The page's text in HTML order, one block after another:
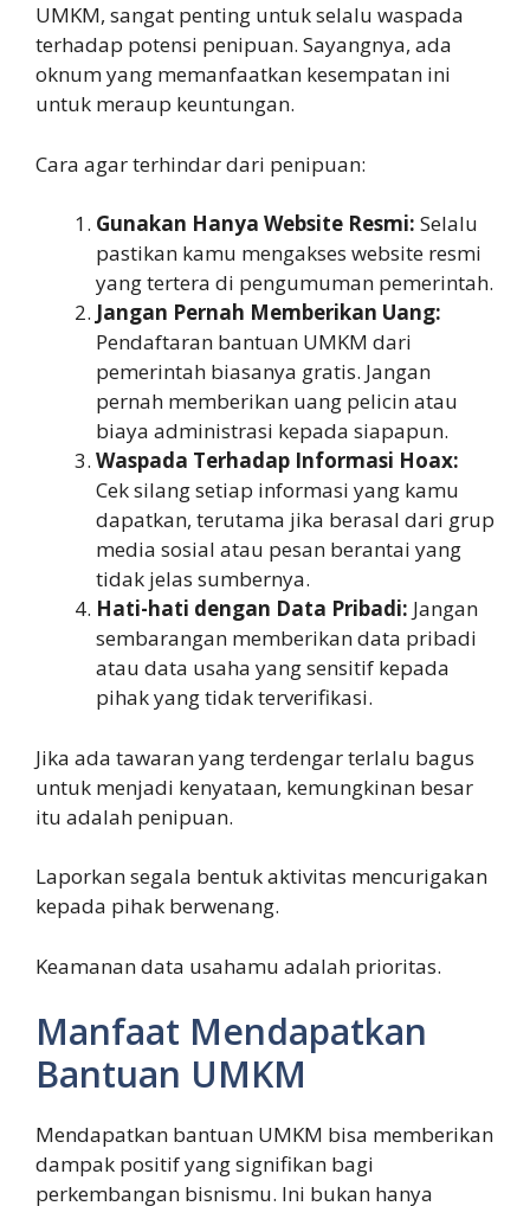
UMKM, sangat penting untuk selalu waspada
terhadap potensi penipuan. Sayangnya, ada
oknum yang memanfaatkan kesempatan ini
untuk meraup keuntungan.
Cara agar terhindar dari penipuan:
Gunakan Hanya Website Resmi: Selalu
pastikan kamu mengakses website resmi
yang tertera di pengumuman pemerintah.
Jangan Pernah Memberikan Uang:
Pendaftaran bantuan UMKM dari
pemerintah biasanya gratis. Jangan
pernah memberikan uang pelicin atau
biaya administrasi kepada siapapun.
Waspada Terhadap Informasi Hoax:
Cek silang setiap informasi yang kamu
dapatkan, terutama jika berasal dari grup
media sosial atau pesan berantai yang
tidak jelas sumbernya.
Hati-hati dengan Data Pribadi: Jangan
sembarangan memberikan data pribadi
atau data usaha yang sensitif kepada
pihak yang tidak terverifikasi.
Jika ada tawaran yang terdengar terlalu bagus
untuk menjadi kenyataan, kemungkinan besar
itu adalah penipuan.
Laporkan segala bentuk aktivitas mencurigakan
kepada pihak berwenang.
Keamanan data usahamu adalah prioritas.
Manfaat Mendapatkan
Bantuan UMKM
Mendapatkan bantuan UMKM bisa memberikan
dampak positif yang signifikan bagi
perkembangan bisnismu. Ini bukan hanya